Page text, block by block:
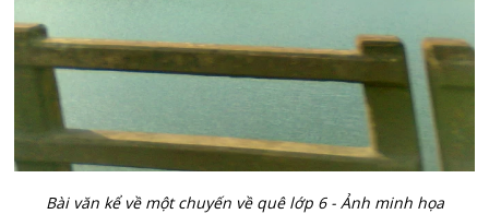
Bài văn kể về một chuyến về quê lớp 6 - Ảnh minh họa